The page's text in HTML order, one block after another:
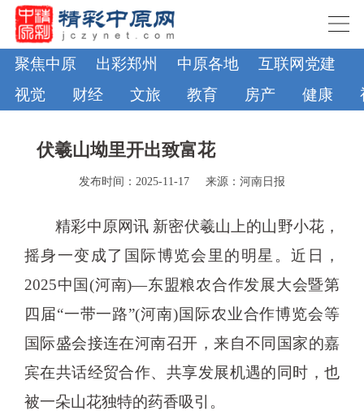
聚焦中原 出彩郑州 中原各地 互联网党建
视觉
财经 文旅 教育 房产 健康
伏羲山坳里开出致富花
发布时间：2025-11-17 来源：河南日报
精彩中原网讯 新密伏羲山上的山野小花，
摇身一变成了国际博览会里的明星。近日，
2025中国(河南)—东盟粮农合作发展大会暨第
四届“一带一路”(河南)国际农业合作博览会等
国际盛会接连在河南召开，来自不同国家的嘉
宾在共话经贸合作、共享发展机遇的同时，也
被一朵山花独特的药香吸引。